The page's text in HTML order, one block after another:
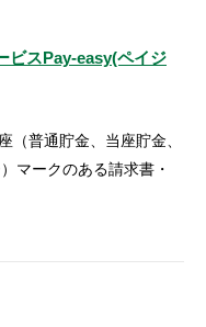
ビスPay-easy(ペイジ
（普通貯金、当座貯金、
マークのある請求書・